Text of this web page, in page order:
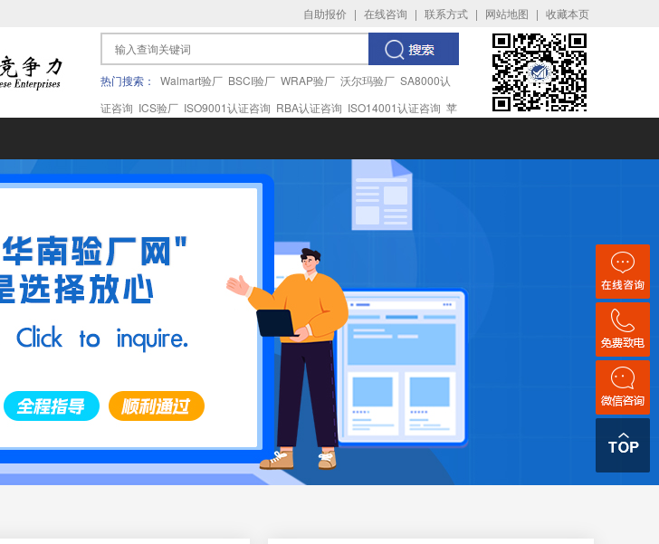
自助报价 | 在线咨询 | 联系方式 | 网站地图 | 收藏本页
热门搜索： Walmart验厂 BSCI验厂 WRAP验厂 沃尔玛验厂 SA8000认
证咨询 ICS验厂 ISO9001认证咨询 RBA认证咨询 ISO14001认证咨询 苹